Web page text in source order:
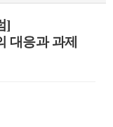
]
대응과 과제